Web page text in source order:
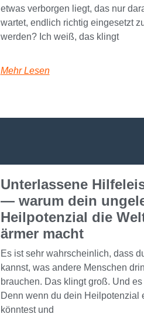
etwas verborgen liegt, das nur
wartet, endlich richtig eingesetzt
werden? Ich weiß, das klingt
Mehr Lesen
Unterlassene
— warum dein
Heilpotenzial die
ärmer macht
Es ist sehr wahrscheinlich, dass
kannst, was andere Menschen
brauchen. Das klingt groß. Und
Denn wenn du dein Heilpotenzial
könntest und